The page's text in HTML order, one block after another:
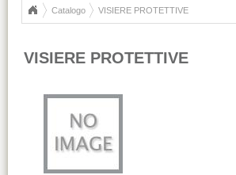
Catalogo VISIERE PROTETTIVE
VISIERE PROTETTIVE